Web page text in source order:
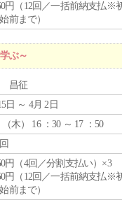
円（12回／一括前納支払※
前まで）
ぶ～
昌征
日 ～ 4月 2日
木） 16 ：30 ～ 17 ：50
円（4回／分割支払い）×3
円（12回／一括前納支払※
前まで）